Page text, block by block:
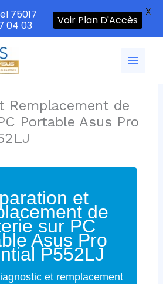
Remplacement de
Portable Asus Pro
et
de
sur PC
Asus Pro
P552LJ
et remplacement
75017
04 03
Voir Plan D'Accès
X